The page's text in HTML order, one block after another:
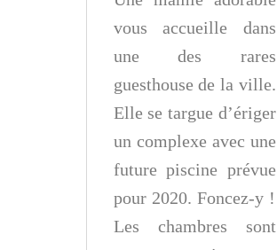
vous accueille dans
une des rares
guesthouse de la ville.
Elle se targue d’ériger
un complexe avec une
future piscine prévue
pour 2020. Foncez-y !
Les chambres sont